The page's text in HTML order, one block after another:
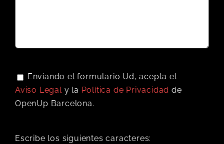
Enviando el formulario Ud, acepta el
Aviso Legaly la Política de Privacidad de
OpenUp Barcelona.
Escribe los siguientes caracteres: